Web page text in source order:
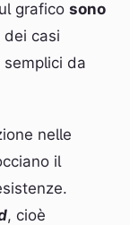
grafico sono
dei casi
da
nelle
il
, cioè